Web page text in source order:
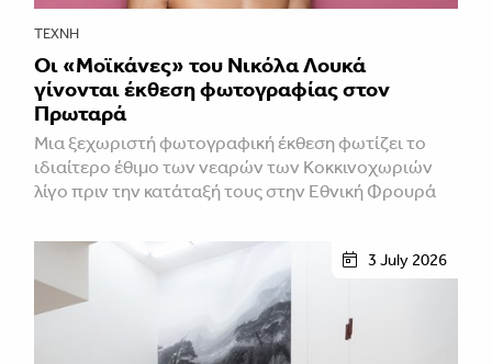
ΤΈΧΝΗ
Οι «Μοϊκάνες» του Νικόλα Λουκά
γίνονται έκθεση φωτογραφίας στον
Πρωταρά
Μια ξεχωριστή φωτογραφική έκθεση φωτίζει το
ιδιαίτερο έθιμο των νεαρών των Κοκκινοχωριών
λίγο πριν την κατάταξή τους στην Εθνική Φρουρά
3 July 2026